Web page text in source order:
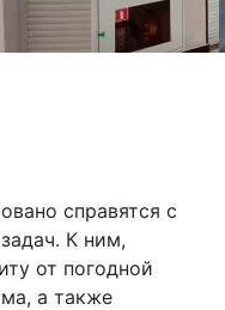
справятся с
К ним,
от погодной
а также